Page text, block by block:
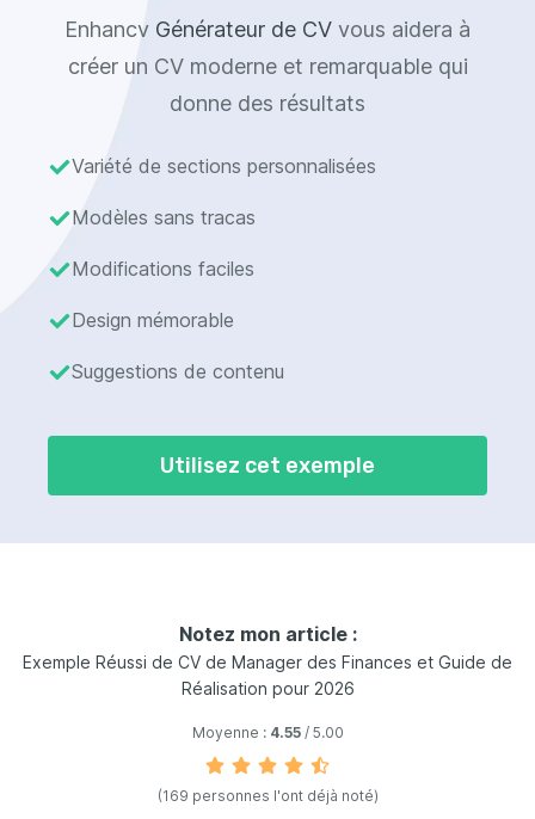
Enhancv Générateur de CV vous aidera à
créer un CV moderne et remarquable qui
donne des résultats
Variété de sections personnalisées
Modèles sans tracas
Modifications faciles
Design mémorable
Suggestions de contenu
Utilisez cet exemple
Notez mon article :
Exemple Réussi de CV de Manager des Finances et Guide de
Réalisation pour 2026
Moyenne : 4.55/ 5.00
(169 personnes l'ont déjà noté)